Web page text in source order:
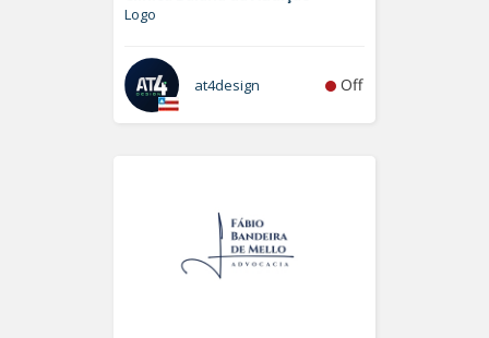
Logo
at4design Off